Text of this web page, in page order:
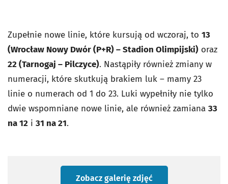
Zupełnie nowe linie, które kursują od wczoraj, to 13
(Wrocław Nowy Dwór (P+R) – Stadion Olimpijski) oraz
22 (Tarnogaj – Pilczyce). Nastąpiły również zmiany w
numeracji, które skutkują brakiem luk – mamy 23
linie o numerach od 1 do 23. Luki wypełniły nie tylko
dwie wspomniane nowe linie, ale również zamiana 33
na 12 i 31 na 21.
Zobacz galerię zdjęć